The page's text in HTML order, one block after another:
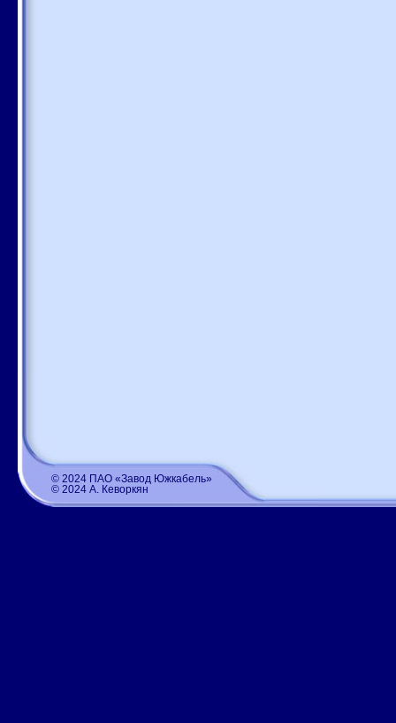
© 2024 ПАО «Завод Южкабель»
© 2024 А. Кеворкян